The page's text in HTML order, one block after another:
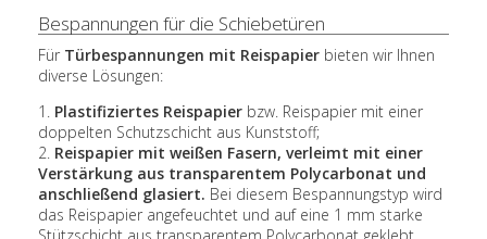
Bespannungen für die Schiebetüren
Für Türbespannungen mit Reispapier bieten wir Ihnen
diverse Lösungen:
1. Plastifiziertes Reispapier bzw. Reispapier mit einer
doppelten Schutzschicht aus Kunststoff;
2. Reispapier mit weißen Fasern, verleimt mit einer
Verstärkung aus transparentem Polycarbonat und
anschließend glasiert. Bei diesem Bespannungstyp wird
das Reispapier angefeuchtet und auf eine 1 mm starke
Stützschicht aus transparentem Polycarbonat geklebt.